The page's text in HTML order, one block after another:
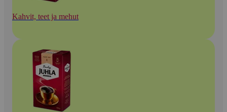
Kahvit, teet ja mehut